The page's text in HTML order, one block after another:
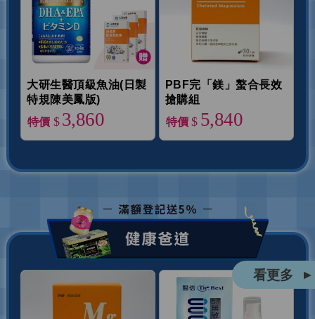
大研生醫頂級魚油(日製
特規陳美鳳版)
特價 $ 3,860
PBF完「鎂」螯合長效
搶購組
特價 $ 5,840
看更多 ▲